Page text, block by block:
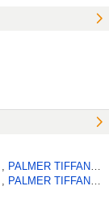
PALMER TIFFANY
PALMER TIFFANY